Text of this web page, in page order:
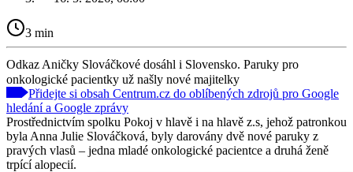
3 min
Odkaz Aničky Slováčkové dosáhl i Slovensko. Paruky pro
onkologické pacientky už našly nové majitelky
Přidejte si obsah Centrum.cz do oblíbených zdrojů pro Google
hledání a Google zprávy
Prostřednictvím spolku Pokoj v hlavě i na hlavě z.s, jehož patronkou
byla Anna Julie Slováčková, byly darovány dvě nové paruky z
pravých vlasů – jedna mladé onkologické pacientce a druhá ženě
trpící alopecií.